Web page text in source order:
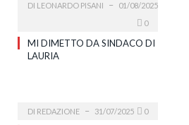
DI LEONARDO PISANI
01/08/2025
0
MI DIMETTO DA SINDACO DI
LAURIA
DI REDAZIONE 31/07/2025 0